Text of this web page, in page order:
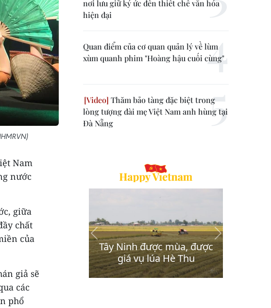
Nam
nước
giữa
chất
của
giả sẽ
các
phổ
nơi lưu giữ ký ức đến thiết chế văn hóa
hiện đại
Quan điểm của cơ quan quản lý về lùm
xùm quanh phim "Hoàng hậu cuối cùng"
Thăm bảo tàng đặc biệt trong
lòng tượng đài mẹ Việt Nam anh hùng tại
Đà Nẵng